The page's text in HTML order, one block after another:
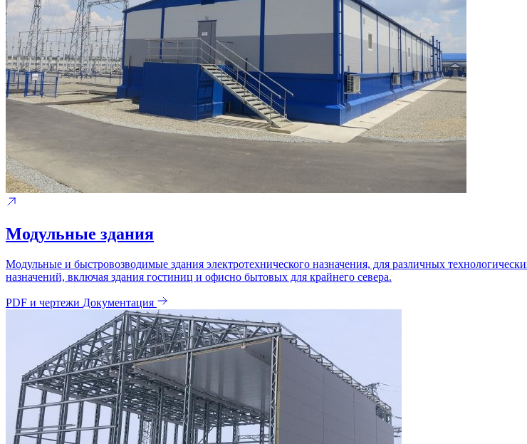
Модульные здания
Модульные и быстровозводимые здания электротехнического назначения, для различных
назначений, включая здания гостиниц и офисно бытовых для крайнего севера.
PDF и чертежи Документация